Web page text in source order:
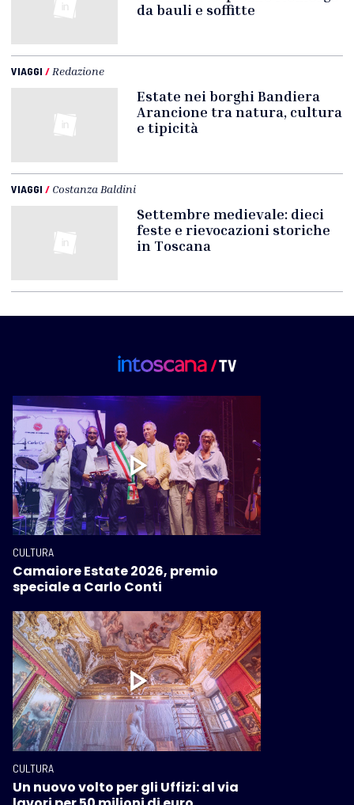
da bauli e soffitte
VIAGGI / Redazione
Estate nei borghi Bandiera
Arancione tra natura, cultura
e tipicità
VIAGGI / Costanza Baldini
Settembre medievale: dieci
feste e rievocazioni storiche
in Toscana
CULTURA
Camaiore Estate 2026, premio
speciale a Carlo Conti
CULTURA
Un nuovo volto per gli Uffizi: al via